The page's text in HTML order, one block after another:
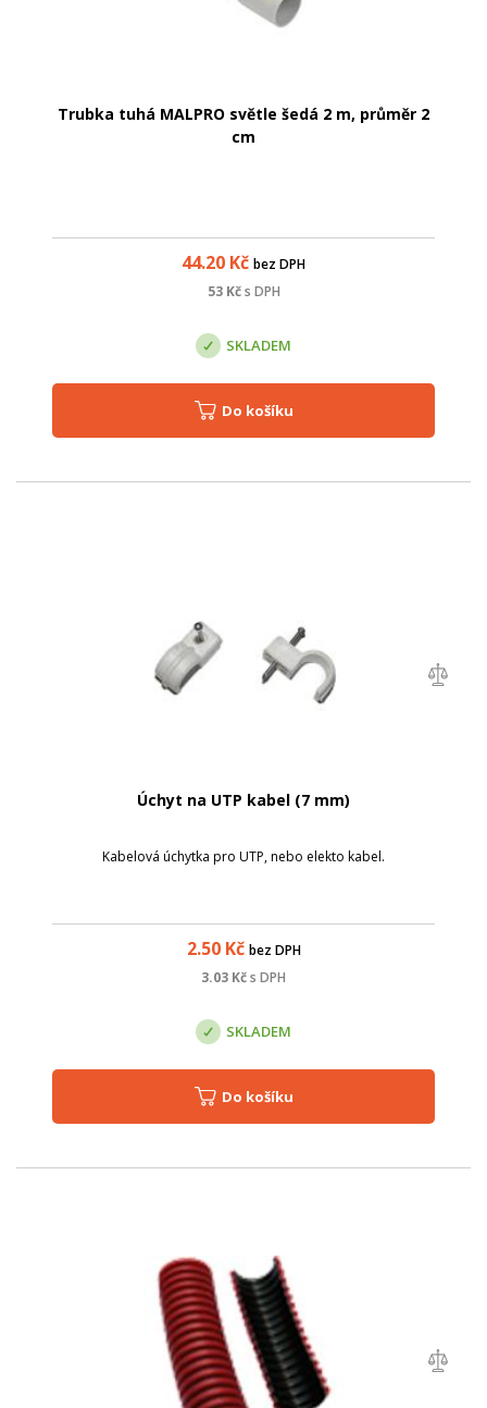
Trubka tuhá MALPRO světle šedá 2 m, průměr 2
cm
44.20 Kč bez DPH
53Kč s DPH
SKLADEM
Do košíku
Úchyt na UTP kabel (7 mm)
Kabelová úchytka pro UTP, nebo elekto kabel.
2.50Kč bez DPH
3.03 Kčs DPH
SKLADEM
Do košíku